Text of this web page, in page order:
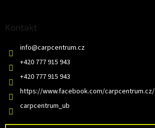
Kontakt
info@carpcentrum.cz
+420 777 915 943
+420 777 915 943
https://www.facebook.com/carpcentrum.cz/
carpcentrum_ub